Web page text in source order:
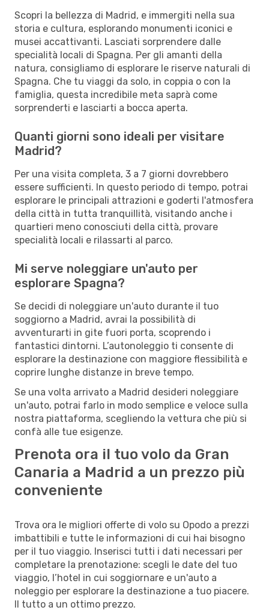
Scopri la bellezza di Madrid, e immergiti nella sua
storia e cultura, esplorando monumenti iconici e
musei accattivanti. Lasciati sorprendere dalle
specialità locali di Spagna. Per gli amanti della
natura, consigliamo di esplorare le riserve naturali di
Spagna. Che tu viaggi da solo, in coppia o con la
famiglia, questa incredibile meta saprà come
sorprenderti e lasciarti a bocca aperta.
Quanti giorni sono ideali per visitare
Madrid?
Per una visita completa, 3 a 7 giorni dovrebbero
essere sufficienti. In questo periodo di tempo, potrai
esplorare le principali attrazioni e goderti l'atmosfera
della città in tutta tranquillità, visitando anche i
quartieri meno conosciuti della città, provare
specialità locali e rilassarti al parco.
Mi serve noleggiare un'auto per
esplorare Spagna?
Se decidi di noleggiare un'auto durante il tuo
soggiorno a Madrid, avrai la possibilità di
avventurarti in gite fuori porta, scoprendo i
fantastici dintorni. L’autonoleggio ti consente di
esplorare la destinazione con maggiore flessibilità e
coprire lunghe distanze in breve tempo.
Se una volta arrivato a Madrid desideri noleggiare
un'auto, potrai farlo in modo semplice e veloce sulla
nostra piattaforma, scegliendo la vettura che più si
confà alle tue esigenze.
Prenota ora il tuo volo da Gran
Canaria a Madrid a un prezzo più
conveniente
Trova ora le migliori offerte di volo su Opodo a prezzi
imbattibili e tutte le informazioni di cui hai bisogno
per il tuo viaggio. Inserisci tutti i dati necessari per
completare la prenotazione: scegli le date del tuo
viaggio, l’hotel in cui soggiornare e un'auto a
noleggio per esplorare la destinazione a tuo piacere.
Il tutto a un ottimo prezzo.